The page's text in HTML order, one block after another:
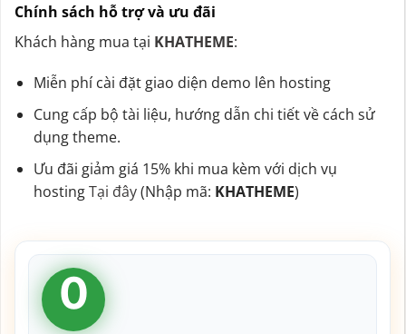
Chính sách hỗ trợ và ưu đãi
Khách hàng mua tại KHATHEME:
Miễn phí cài đặt giao diện demo lên hosting
Cung cấp bộ tài liệu, hướng dẫn chi tiết về cách sử
dụng theme.
Ưu đãi giảm giá 15% khi mua kèm với dịch vụ
hostingTại đây(Nhập mã: KHATHEME)
0